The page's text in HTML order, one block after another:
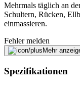
Mehrmals täglich an
Schultern, Rücken,
einmassieren.
Fehler melden
Beschreibung
Mehr
Spezifikationen